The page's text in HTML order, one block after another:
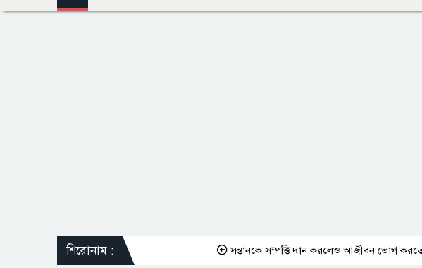
শিরোনাম : সন্তানকে সম্পত্তি দান করলেও আজীবন ভোগ করতে